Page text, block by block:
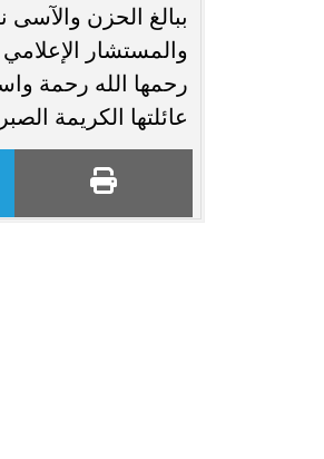
ببالغ الحزن
والمستشار
رحمها الله رحمة
عائلتها الكريمة
انغام تختار جدة محطة اولى لتدشين
البومها